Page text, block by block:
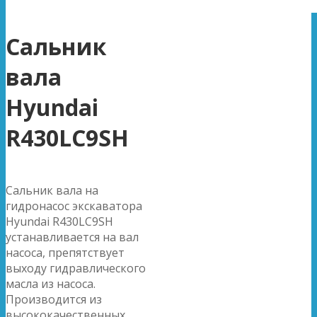
Сальник
вала
Hyundai
R430LC9SH
Сальник вала на
гидронасос экскаватора
Hyundai R430LC9SH
устанавливается на вал
насоса, препятствует
выходу гидравлического
масла из насоса.
Производится из